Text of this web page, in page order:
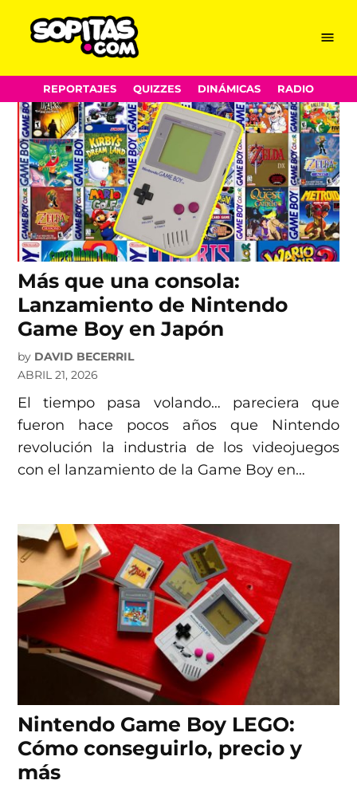
content
Menu
REPORTAJES QUIZZES DINÁMICAS RADIO
Game Boy
Más que una consola:
Lanzamiento de Nintendo
Game Boy en Japón
by DAVID BECERRIL
ABRIL 21, 2026
El tiempo pasa volando… pareciera que
fueron hace pocos años que Nintendo
revolución la industria de los videojuegos
con el lanzamiento de la Game Boy en…
Nintendo Game Boy LEGO:
Cómo conseguirlo, precio y
más